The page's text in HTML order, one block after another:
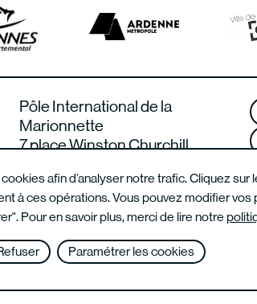
afin d’analyser notre trafic. Cliquez sur
à ces opérations. Vous pouvez modifier vos
Pour en savoir plus, merci de lire notre
Paramétrer les cookies
Pôle International de la
Marionnette
7 place Winston Churchill
France
du festival